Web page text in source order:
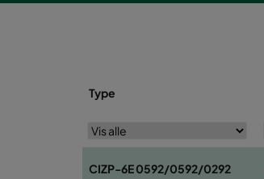
Type
CIZP-6E 0592/0592/0292